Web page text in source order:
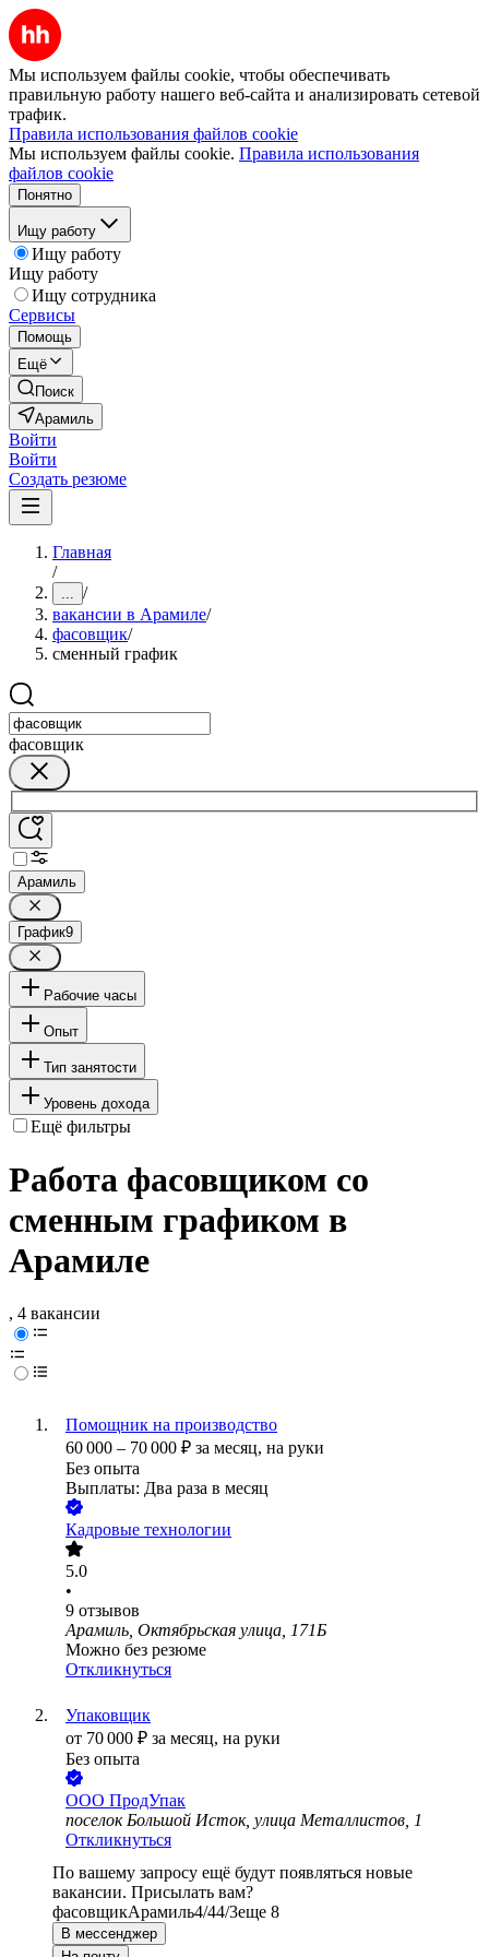
Мы используем файлы cookie, чтобы обеспечивать
правильную работу нашего веб-сайта и анализировать сетевой
трафик.
Правила использования файлов cookie
Мы используем файлы cookie. Правила использования
файлов cookie
Понятно
Ищу работу
Ищу работу
Ищу работу
Ищу сотрудника
Сервисы
Помощь
Ещё
Поиск
Арамиль
Войти
Войти
Создать резюме
Главная
/
... /
вакансии в Арамиле/
фасовщик/
сменный график
фасовщик
Арамиль
График9
Рабочие часы
Опыт
Тип занятости
Уровень дохода
Ещё фильтры
Работа фасовщиком со
сменным графиком в
Арамиле
, 4 вакансии
Помощник на производство
60 000 – 70 000 ₽ за месяц, на руки
Без опыта
Выплаты: Два раза в месяц
Кадровые технологии
5.0
•
9 отзывов
Арамиль, Октябрьская улица, 171Б
Можно без резюме
Откликнуться
Упаковщик
от 70 000 ₽ за месяц, на руки
Без опыта
ООО ПродУпак
поселок Большой Исток, улица Металлистов, 1
Откликнуться
По вашему запросу ещё будут появляться новые
вакансии. Присылать вам?
фасовщикАрамиль4/44/3еще 8
В мессенджер